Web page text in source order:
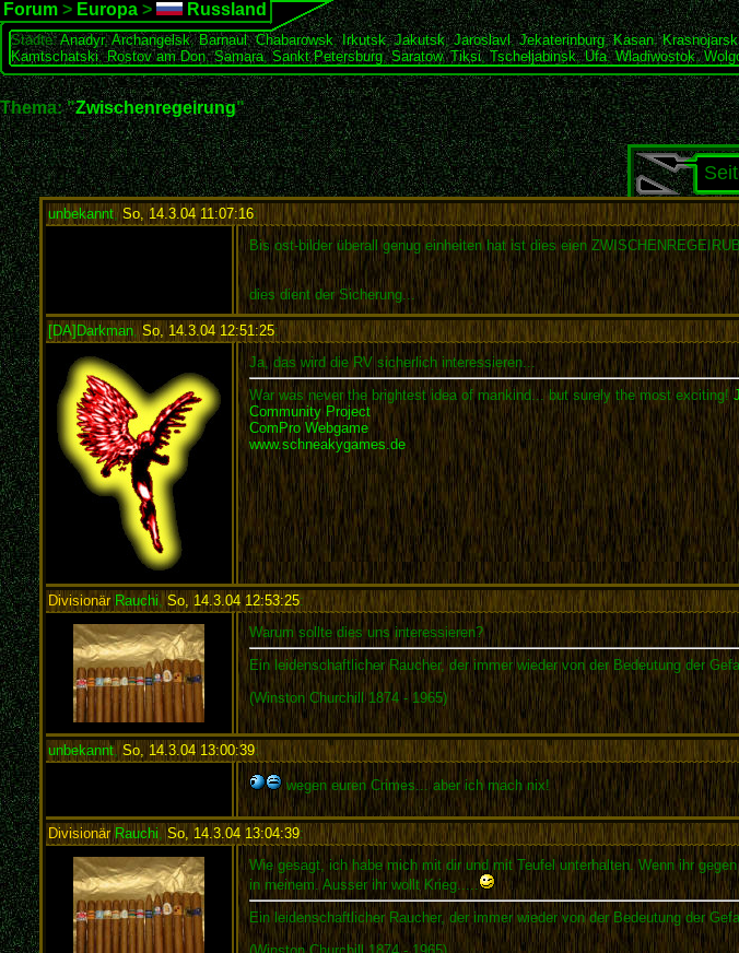
Forum > Europa > Russland
Städte:Anadyr,Archangelsk,Barnaul,Chabarowsk,Irkutsk,Jakutsk,Jaroslavl,Jekaterinburg,Kasan,Krasnojarsk
Kamtschatski,Rostov am Don,Samara,Sankt Petersburg,Saratow,Tiksi,Tscheljabinsk,Ufa,Wladiwostok,
Thema: "Zwischenregeirung"
unbekannt,So, 14.3.04 11:07:16:
Bis ost-bilder überall genug einheiten hat ist dies eien
dies dient der Sicherung...
[DA]Darkman, So, 14.3.04 12:51:25:
Ja, das wird die RV sicherlich interessieren...
War was never the brightest idea of mankind... but surely the most exciting!
Community Project
ComPro Webgame
www.schneakygames.de
DivisionärRauchi ,So, 14.3.04 12:53:25:
Warum sollte dies uns interessieren?
Ein leidenschaftlicher Raucher, der immer wieder von der Bedeutung der
(Winston Churchill 1874 - 1965)
unbekannt, So, 14.3.04 13:00:39:
wegen euren Crimes... aber ich mach nix!
DivisionärRauchi ,So, 14.3.04 13:04:39:
Wie gesagt, ich habe mich mit dir und mit Teufel unterhalten. Wenn ihr
in meinem. Ausser ihr wollt Krieg.....
Ein leidenschaftlicher Raucher, der immer wieder von der Bedeutung der